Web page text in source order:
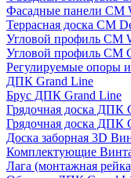
Фасадные панели CM
Террасная доска CM
Угловой профиль CM
Угловой профиль CM
Регулируемые опоры
ДПК Grand Line
Брус ДПК Grand Line
Грядочная доска ДПК
Грядочная доска ДПК
Доска заборная 3D
Комплектующие
Лага (монтажная